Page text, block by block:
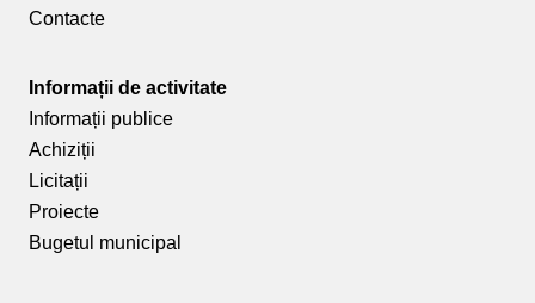
Contacte
Informații de activitate
Informații publice
Achiziții
Licitații
Proiecte
Bugetul municipal